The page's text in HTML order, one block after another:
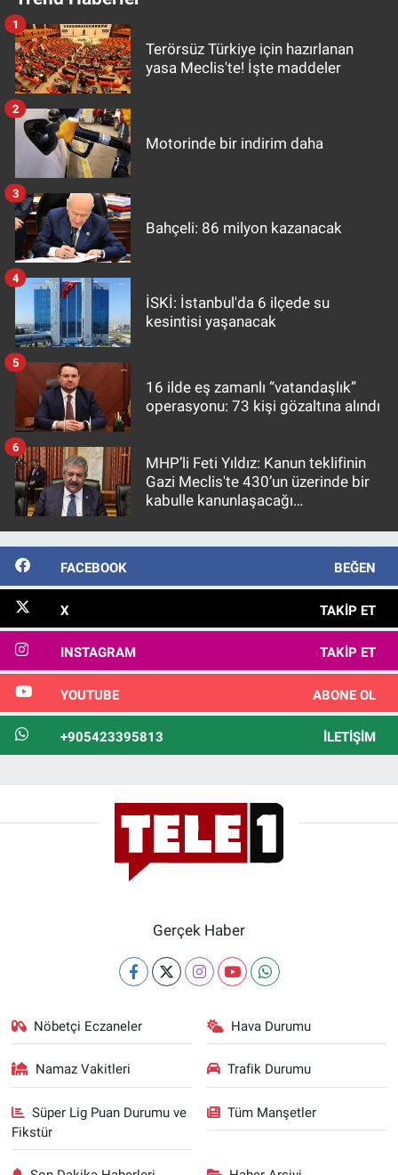
Terörsüz Türkiye için hazırlanan
yasa Meclis'te! İşte maddeler
1
Motorinde bir indirim daha
2
Bahçeli: 86 milyon kazanacak
3
İSKİ: İstanbul'da 6 ilçede su
kesintisi yaşanacak
4
16 ilde eş zamanlı “vatandaşlık”
operasyonu: 73 kişi gözaltına alındı
5
MHP’li Feti Yıldız: Kanun teklifinin
Gazi Meclis'te 430’un üzerinde bir
kabulle kanunlaşacağı
6
FACEBOOK BEĞEN
X TAKIP ET
INSTAGRAM TAKIP ET
YOUTUBE ABONE OL
+905423395813 İLETIŞIM
Gerçek Haber
Nöbetçi Eczaneler Hava Durumu
Namaz Vakitleri Trafik Durumu
Süper Lig Puan Durumu ve
Fikstür
Tüm Manşetler